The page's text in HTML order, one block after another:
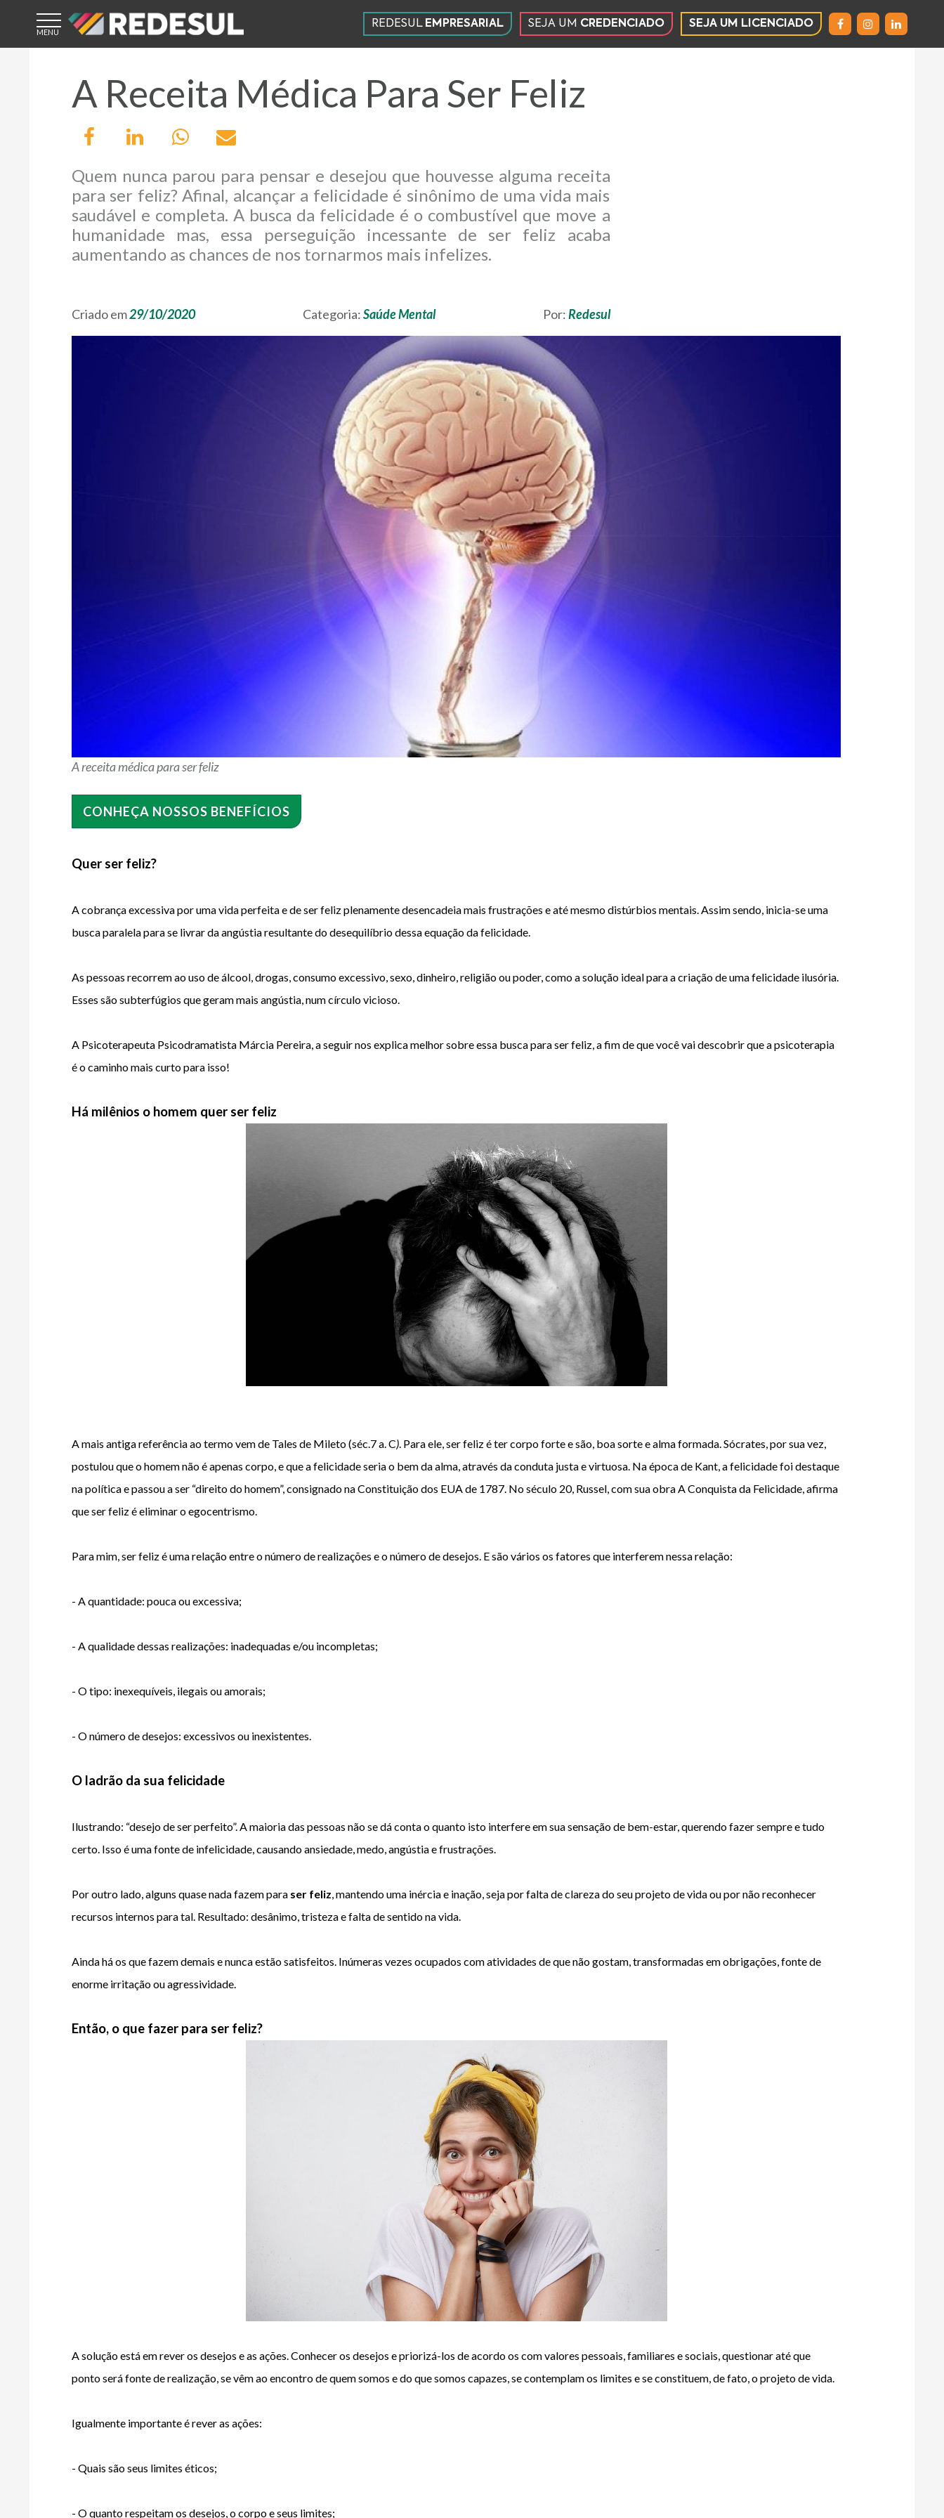
REDESUL EMPRESARIAL SEJA UM CREDENCIADO SEJA UM LICENCIADO
CREDENCIADO
LICENCIADO
A Receita Médica Para Ser Feliz
Quem nunca parou para pensar e desejou que houvesse alguma receita
para ser feliz? Afinal, alcançar a felicidade é sinônimo de uma vida mais
saudável e completa. A busca da felicidade é o combustível que move a
humanidade mas, essa perseguição incessante de ser feliz acaba
aumentando as chances de nos tornarmos mais infelizes.
Criado em29/10/2020 Categoria:Saúde Mental Por:Redesul
A receita médica para ser feliz
CONHEÇA NOSSOS BENEFÍCIOS
Quer ser feliz?
A cobrança excessiva por uma vida perfeita e de ser feliz plenamente desencadeia mais frustrações e até mesmo distúrbios mentais. Assim sendo, inicia-se uma
busca paralela para se livrar da angústia resultante do desequilíbrio dessa equação da felicidade.
As pessoas recorrem ao uso de álcool, drogas, consumo excessivo, sexo, dinheiro, religião ou poder, como a solução ideal para a criação de uma felicidade ilusória.
Esses são subterfúgios que geram mais angústia, num círculo vicioso.
A Psicoterapeuta Psicodramatista Márcia Pereira, a seguir nos explica melhor sobre essa busca para ser feliz, a fim de que você vai descobrir que a psicoterapia
é o caminho mais curto para isso!
Há milênios o homem quer ser feliz
A mais antiga referência ao termo vem de Tales de Mileto (séc.7 a. C). Para ele, ser feliz é ter corpo forte e são, boa sorte e alma formada. Sócrates, por sua vez,
postulou que o homem não é apenas corpo, e que a felicidade seria o bem da alma, através da conduta justa e virtuosa. Na época de Kant, a felicidade foi destaque
na política e passou a ser “direito do homem”, consignado na Constituição dos EUA de 1787. No século 20, Russel, com sua obra A Conquista da Felicidade, afirma
que ser feliz é eliminar o egocentrismo.
Para mim, ser feliz é uma relação entre o número de realizações e o número de desejos. E são vários os fatores que interferem nessa relação:
- A quantidade: pouca ou excessiva;
- A qualidade dessas realizações: inadequadas e/ou incompletas;
- O tipo: inexequíveis, ilegais ou amorais;
- O número de desejos: excessivos ou inexistentes.
O ladrão da sua felicidade
Ilustrando: “desejo de ser perfeito”. A maioria das pessoas não se dá conta o quanto isto interfere em sua sensação de bem-estar, querendo fazer sempre e tudo
certo. Isso é uma fonte de infelicidade, causando ansiedade, medo, angústia e frustrações.
Por outro lado, alguns quase nada fazem para ser feliz, mantendo uma inércia e inação, seja por falta de clareza do seu projeto de vida ou por não reconhecer
recursos internos para tal. Resultado: desânimo, tristeza e falta de sentido na vida.
Ainda há os que fazem demais e nunca estão satisfeitos. Inúmeras vezes ocupados com atividades de que não gostam, transformadas em obrigações, fonte de
enorme irritação ou agressividade.
Então, o que fazer para ser feliz?
A solução está em rever os desejos e as ações. Conhecer os desejos e priorizá-los de acordo os com valores pessoais, familiares e sociais, questionar até que
ponto será fonte de realização, se vêm ao encontro de quem somos e do que somos capazes, se contemplam os limites e se constituem, de fato, o projeto de vida.
Igualmente importante é rever as ações:
- Quais são seus limites éticos;
- O quanto respeitam os desejos, o corpo e seus limites;